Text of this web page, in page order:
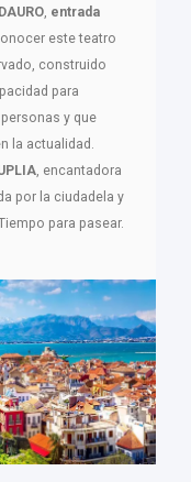
, entrada
este teatro
construido
para
y que
la actualidad.
, encantadora
por la ciudadela y
para pasear.